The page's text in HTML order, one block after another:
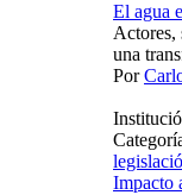
El agua
Actores,
una
Por
Impacto